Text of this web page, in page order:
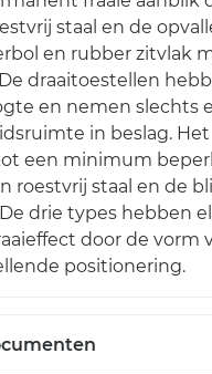
staal en de
en rubber zitvlak
draaitoestellen
en nemen slechts
in beslag. Het
een minimum
roestvrij staal en de
drie types hebben
door de vorm
positionering.